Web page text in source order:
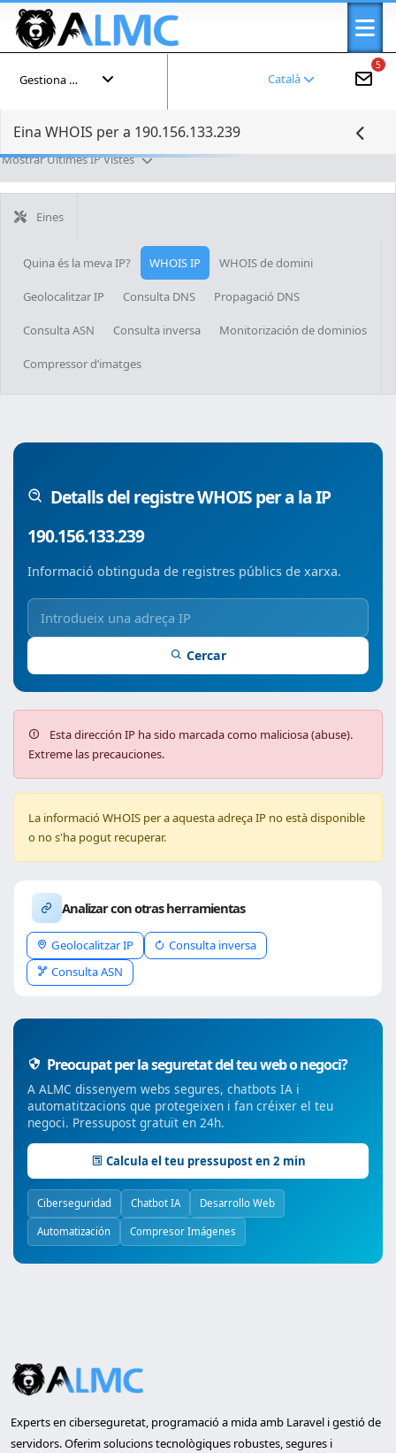
5
Català
Gestiona el teu compte
Eina WHOIS per a 190.156.133.239
Mostrar Últimes IP Vistes
Eines
Quina és la meva IP? WHOIS IP WHOIS de domini
Geolocalitzar IP Consulta DNS Propagació DNS
Consulta ASN Consulta inversa Monitorización de dominios
Compressor d’imatges
Detalls del registre WHOIS per a la IP
190.156.133.239
Informació obtinguda de registres públics de xarxa.
Cercar
Esta dirección IP ha sido marcada como maliciosa (abuse).
Extreme las precauciones.
La informació WHOIS per a aquesta adreça IP no està disponible
o no s'ha pogut recuperar.
Analizar con otras herramientas
Geolocalitzar IP
Consulta inversa
Consulta ASN
Preocupat per la seguretat del teu web o negoci?
A ALMC dissenyem webs segures, chatbots IA i
automatitzacions que protegeixen i fan créixer el teu
negoci. Pressupost gratuït en 24h.
Calcula el teu pressupost en 2 min
Ciberseguridad Chatbot IA Desarrollo Web
Automatización Compresor Imágenes
Experts en ciberseguretat, programació a mida amb Laravel i gestió de
servidors. Oferim solucions tecnològiques robustes, segures i